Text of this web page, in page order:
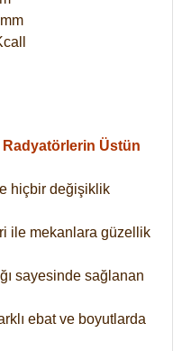
Üstün
hiçbir değişiklik
ile mekanlara güzellik
sayesinde sağlanan
ebat ve boyutlarda